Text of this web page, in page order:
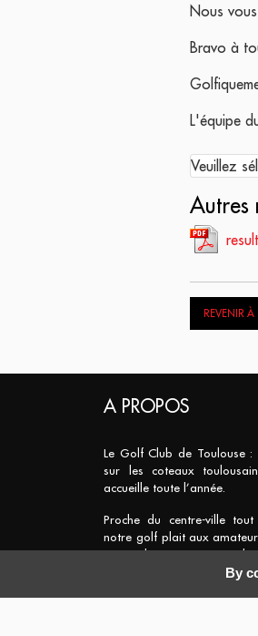
Nous
Bravo à
L'équipe
Veuillez
Autres
REVENIR À
A PROPOS
Le Golf Club de Toulouse
sur les coteaux
accueille toute l’année.
Proche du centre-ville
notre golf plait aux
points de vue exceptionnels.
By